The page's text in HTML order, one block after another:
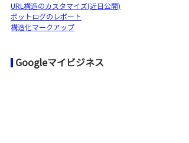
URL構造のカスタマイズ(近日公開)
ボットログのレポート
構造化マークアップ
Googleマイビジネス